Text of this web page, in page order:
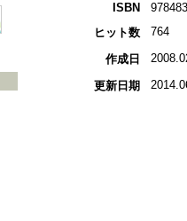
ISBN
ヒット数
764
作成日
更新日期